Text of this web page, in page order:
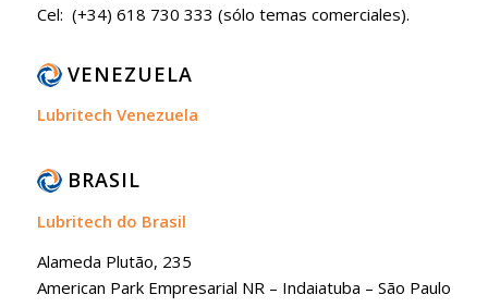
Cel: (+34) 618 730 333 (sólo temas comerciales).
VENEZUELA
Lubritech Venezuela
BRASIL
Lubritech do Brasil
Alameda Plutão, 235
American Park Empresarial NR – Indaiatuba – São Paulo